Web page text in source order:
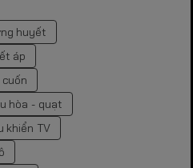
huyết
áp
hòa - quạt
khiển TV